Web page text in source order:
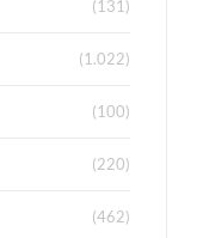
(131)
(1.022)
(100)
(220)
(462)